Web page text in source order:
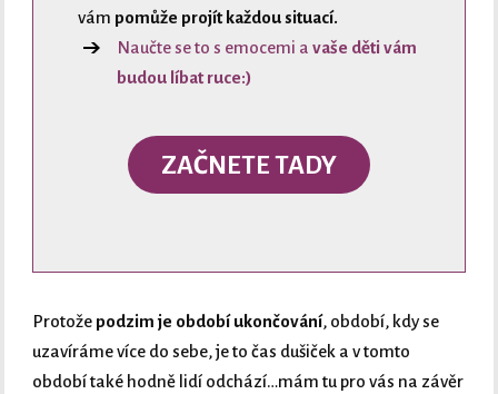
vám pomůže projít každou situací.
Naučte se to s emocemi avaše děti vám
budou líbat ruce:)
ZAČNETE TADY
Protože podzim je období ukončování, období, kdy se
uzavíráme více do sebe, je to čas dušiček a v tomto
období také hodně lidí odchází…mám tu pro vás na závěr